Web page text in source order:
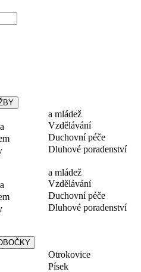
a mládež
Vzdělávání
Duchovní péče
Dluhové poradenství
a mládež
Vzdělávání
Duchovní péče
Dluhové poradenství
Otrokovice
Písek